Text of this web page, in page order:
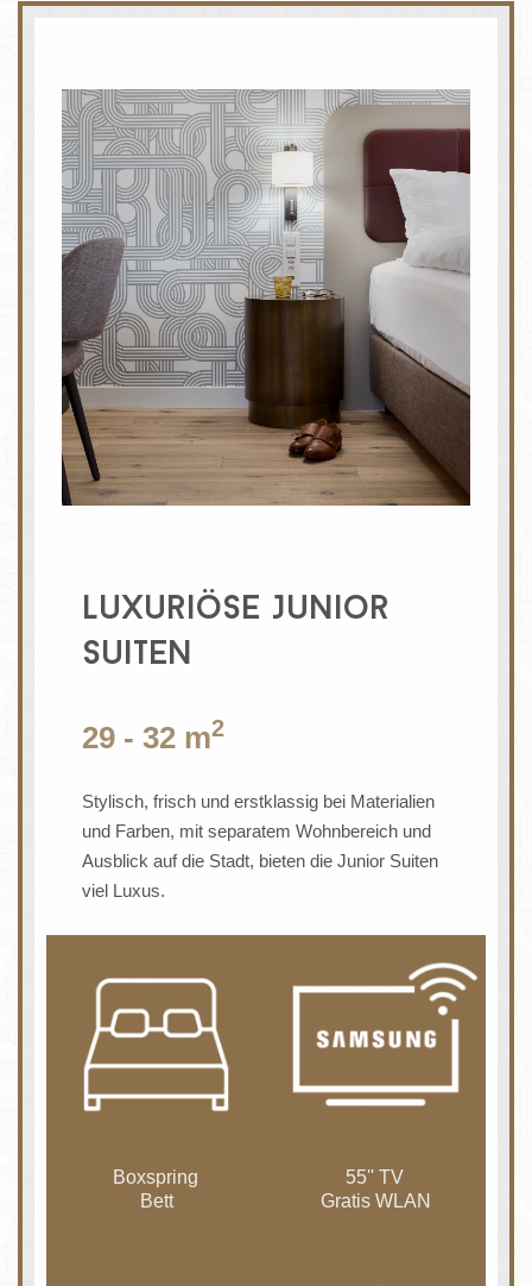
Luxuriöse Junior
Suiten
29 - 32 m2
Stylisch, frisch und erstklassig bei Materialien
und Farben, mit separatem Wohnbereich und
Ausblick auf die Stadt, bieten die Junior Suiten
viel Luxus.
Boxspring
Bett
55'' TV
Gratis WLAN